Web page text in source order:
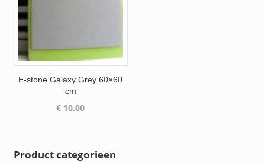
E-stone Galaxy Grey 60×60
cm
€ 10.00
Product categorieen